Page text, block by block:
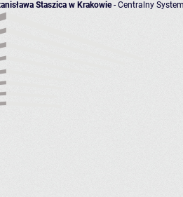
Staszica w Krakowie- Centralny